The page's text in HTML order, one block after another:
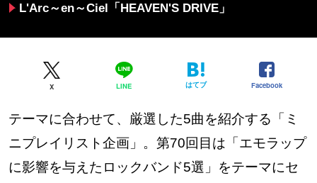
L'Arc～en～Ciel「HEAVEN'S DRIVE」
X LINE はてブ Facebook
テーマに合わせて、厳選した5曲を紹介する「ミ
ニプレイリスト企画」。第70回目は「エモラップ
に影響を与えたロックバンド5選」をテーマにセ